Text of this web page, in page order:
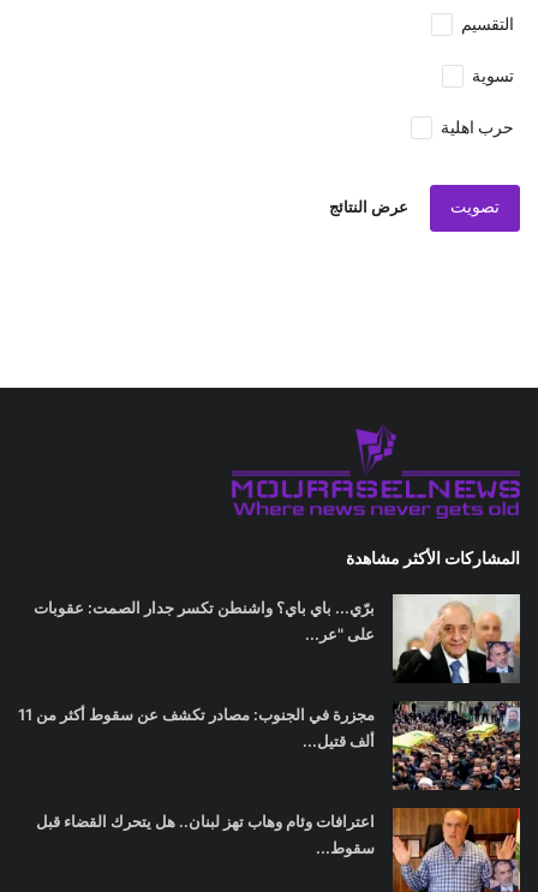
التقسيم
تسوية
حرب اهلية
تصويت عرض النتائج
المشاركات الأكثر مشاهدة
برّي... باي باي؟ واشنطن تكسر جدار الصمت: عقوبات
على "عر...
مجزرة في الجنوب: مصادر تكشف عن سقوط أكثر من 11
ألف قتيل...
اعترافات وئام وهاب تهز لبنان.. هل يتحرك القضاء قبل
سقوط...